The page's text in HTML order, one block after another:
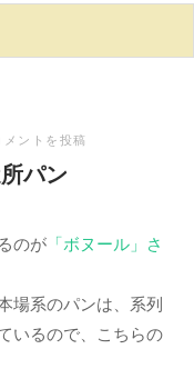
メントを投稿
パン
のが 「ボヌール」さ
場系のパンは、系列
いるので、こちらの